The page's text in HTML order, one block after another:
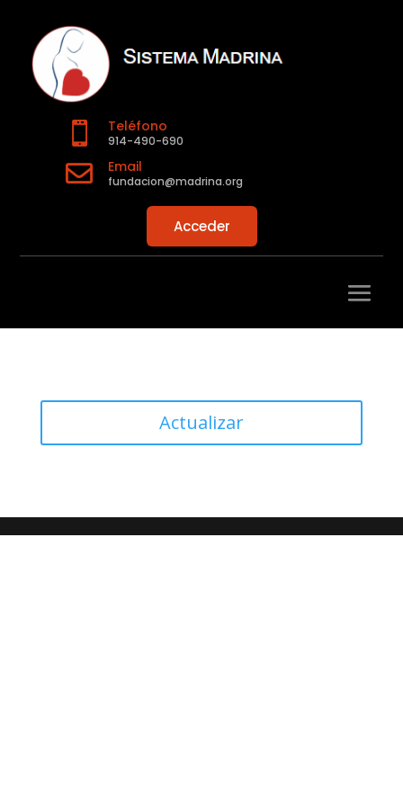
 Teléfono
914-490-690
 Email
fundacion@madrina.org
Acceder
Actualizar